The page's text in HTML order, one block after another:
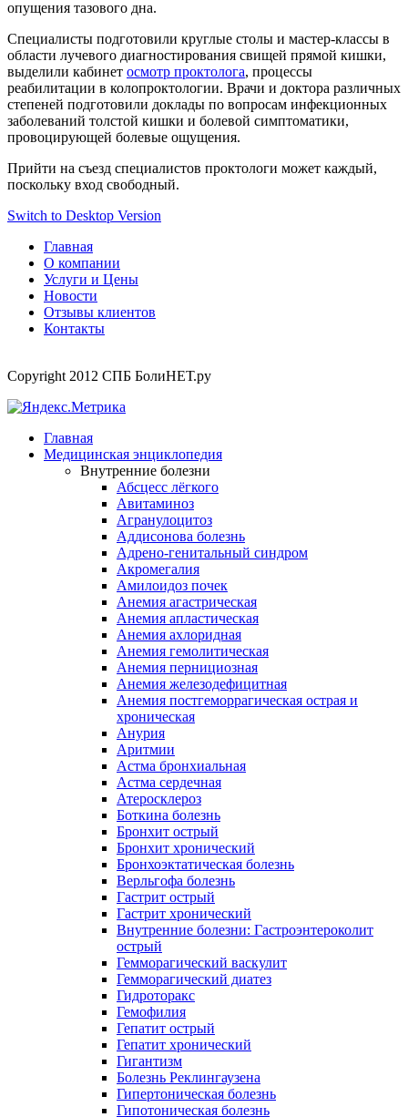
опущения тазового дна.
Специалисты подготовили круглые столы и мастер-классы в
области лучевого диагностирования свищей прямой кишки,
выделили кабинет осмотр проктолога, процессы
реабилитации в колопроктологии. Врачи и доктора различных
степеней подготовили доклады по вопросам инфекционных
заболеваний толстой кишки и болевой симптоматики,
провоцирующей болевые ощущения.
Прийти на съезд специалистов проктологи может каждый,
поскольку вход свободный.
Switch to Desktop Version
Главная
О компании
Услуги и Цены
Новости
Отзывы клиентов
Контакты
Copyright 2012 СПБ БолиНЕТ.ру
Главная
Медицинская энциклопедия
Внутренние болезни
Абсцесс лёгкого
Авитаминоз
Агранулоцитоз
Аддисонова болезнь
Адрено-генитальный синдром
Акромегалия
Амилоидоз почек
Анемия агастрическая
Анемия апластическая
Анемия ахлоридная
Анемия гемолитическая
Анемия пернициозная
Анемия железодефицитная
Анемия постгеморрагическая острая и
хроническая
Анурия
Аритмии
Астма бронхиальная
Астма сердечная
Атеросклероз
Боткина болезнь
Бронхит острый
Бронхит хронический
Бронхоэктатическая болезнь
Верльгофа болезнь
Гастрит острый
Гастрит хронический
Внутренние болезни: Гастроэнтероколит
острый
Гемморагический васкулит
Гемморагический диатез
Гидроторакс
Гемофилия
Гепатит острый
Гепатит хронический
Гигантизм
Болезнь Реклингаузена
Гипертоническая болезнь
Гипотоническая болезнь